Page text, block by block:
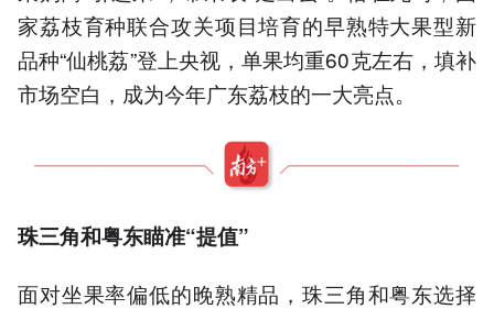
家荔枝育种联合攻关项目培育的早熟特大果型新
品种“仙桃荔”登上央视，单果均重60克左右，填补
市场空白，成为今年广东荔枝的一大亮点。
珠三角和粤东瞄准“提值”
面对坐果率偏低的晚熟精品，珠三角和粤东选择